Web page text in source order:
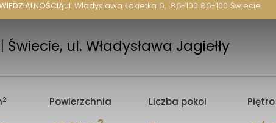
ul. Władysława Łokietka 6 86-100 86-100 Świecie
Świecie, ul. Władysława Jagiełły
2 Powierzchnia Liczba pokoi Piętro